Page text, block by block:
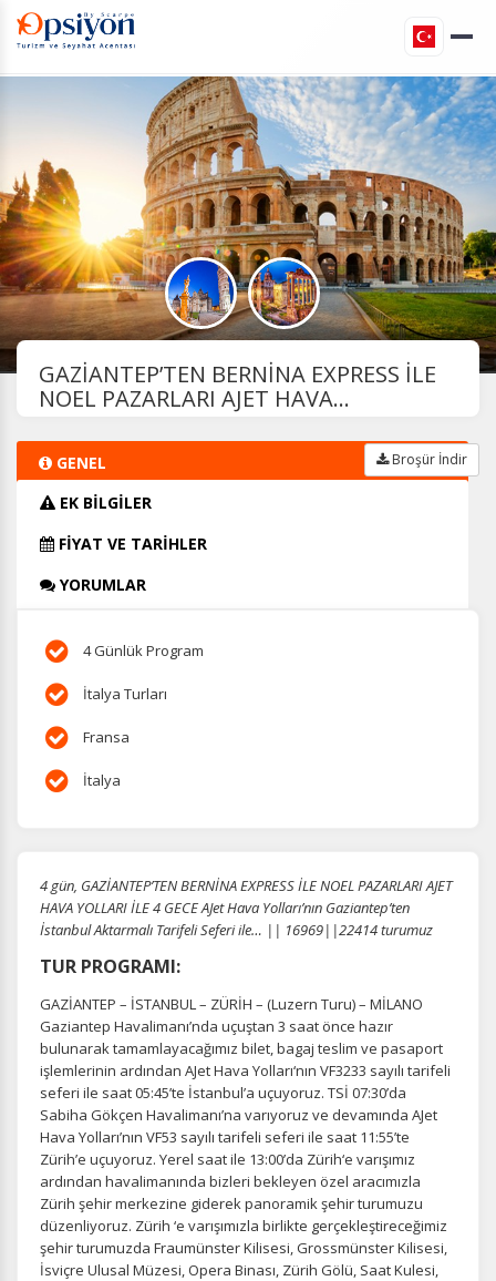
GAZİANTEP’TEN BERNİNA EXPRESS İLE
NOEL PAZARLARI AJET HAVA...
GENEL
EK BİLGİLER
FİYAT VE TARİHLER
YORUMLAR
Broşür İndir
4 Günlük Program
İtalya Turları
Fransa
İtalya
4 gün, GAZİANTEP’TEN BERNİNA EXPRESS İLE NOEL PAZARLARI AJET
HAVA YOLLARI İLE 4 GECE AJet Hava Yolları’nın Gaziantep’ten
İstanbul Aktarmalı Tarifeli Seferi ile… || 16969||22414 turumuz
TUR PROGRAMI:
GAZİANTEP – İSTANBUL – ZÜRİH – (Luzern Turu) – MİLANO
Gaziantep Havalimanı’nda uçuştan 3 saat önce hazır
bulunarak tamamlayacağımız bilet, bagaj teslim ve pasaport
işlemlerinin ardından AJet Hava Yolları‘nın VF3233 sayılı tarifeli
seferi ile saat 05:45’te İstanbul’a uçuyoruz. TSİ 07:30’da
Sabiha Gökçen Havalimanı’na varıyoruz ve devamında AJet
Hava Yolları’nın VF53 sayılı tarifeli seferi ile saat 11:55’te
Zürih’e uçuyoruz. Yerel saat ile 13:00’da Zürih‘e varışımız
ardından havalimanında bizleri bekleyen özel aracımızla
Zürih şehir merkezine giderek panoramik şehir turumuzu
düzenliyoruz. Zürih ‘e varışımızla birlikte gerçekleştireceğimiz
şehir turumuzda Fraumünster Kilisesi, Grossmünster Kilisesi,
İsviçre Ulusal Müzesi, Opera Binası, Zürih Gölü, Saat Kulesi,